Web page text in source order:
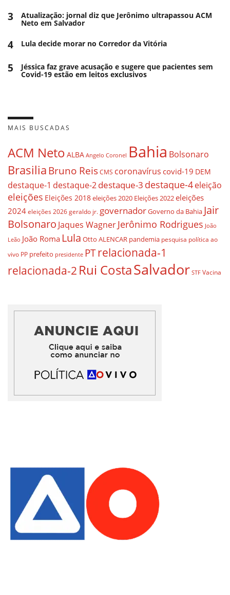
3 Atualização: jornal diz que Jerônimo ultrapassou ACM
Neto em Salvador
4 Lula decide morar no Corredor da Vitória
5 Jéssica faz grave acusação e sugere que pacientes sem
Covid-19 estão em leitos exclusivos
MAIS BUSCADAS
ACM Neto ALBA Angelo Coronel Bahia Bolsonaro
BrasiliaBruno ReisCMS coronavírus covid-19 DEM
destaque-1 destaque-2destaque-3 destaque-4eleição
eleições Eleições 2018eleições 2020 Eleições 2022eleições
2024 eleições 2026 geraldo jr. governadorGoverno da Bahia Jair
Bolsonaro Jaques WagnerJerônimo Rodrigues João
Leão João Roma Lula Otto ALENCAR pandemia pesquisa política ao
vivo PP prefeito presidente PTrelacionada-1
relacionada-2 Rui CostaSalvador STF Vacina